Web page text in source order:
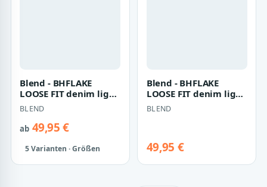
Blend - BHFLAKE
LOOSE FIT denim light
blue - Gr. - 32
BLEND
blue - Gr. - 34
BLEND